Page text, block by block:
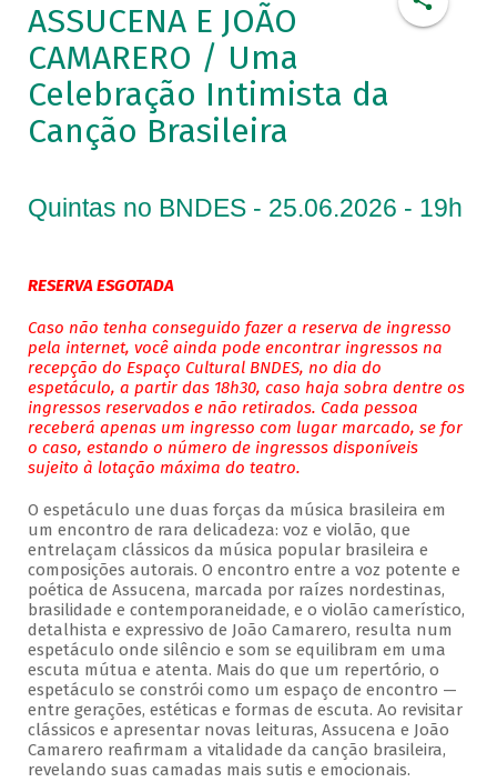
ASSUCENA E JOÃO
CAMARERO / Uma
Celebração Intimista da
Canção Brasileira
Quintas no BNDES - 25.06.2026 - 19h
RESERVA ESGOTADA
Caso não tenha conseguido fazer a reserva de ingresso
pela internet, você ainda pode encontrar ingressos na
recepção do Espaço Cultural BNDES, no dia do
espetáculo, a partir das 18h30, caso haja sobra dentre os
ingressos reservados e não retirados. Cada pessoa
receberá apenas um ingresso com lugar marcado, se for
o caso, estando o número de ingressos disponíveis
sujeito à lotação máxima do teatro.
O espetáculo une duas forças da música brasileira em
um encontro de rara delicadeza: voz e violão, que
entrelaçam clássicos da música popular brasileira e
composições autorais. O encontro entre a voz potente e
poética de Assucena, marcada por raízes nordestinas,
brasilidade e contemporaneidade, e o violão camerístico,
detalhista e expressivo de João Camarero, resulta num
espetáculo onde silêncio e som se equilibram em uma
escuta mútua e atenta. Mais do que um repertório, o
espetáculo se constrói como um espaço de encontro —
entre gerações, estéticas e formas de escuta. Ao revisitar
clássicos e apresentar novas leituras, Assucena e João
Camarero reafirmam a vitalidade da canção brasileira,
revelando suas camadas mais sutis e emocionais.